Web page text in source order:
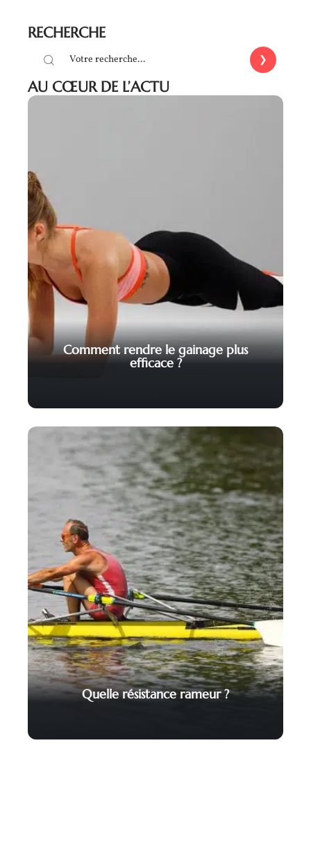
RECHERCHE
AU CŒUR DE L’ACTU
Comment rendre le gainage plus
efficace ?
Quelle résistance rameur ?